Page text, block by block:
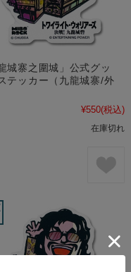
城寨之圍城」公式グッ
テッカー（九龍城寨/外
¥550(税込)
在庫切れ